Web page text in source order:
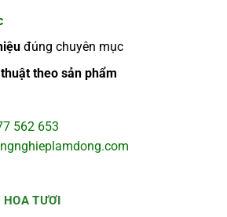
đúng chuyên mục
theo sản phẩm
562 653
HOA TƯƠI